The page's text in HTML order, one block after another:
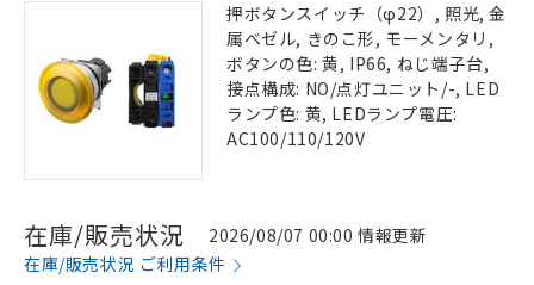
押ボタンスイッチ（φ22）, 照光, 金
属ベゼル, きのこ形, モーメンタリ,
ボタンの色: 黄, IP66, ねじ端子台,
接点構成: NO/点灯ユニット/-, LED
ランプ色: 黄, LEDランプ電圧:
AC100/110/120V
在庫/販売状況
2026/08/07 00:00 情報更新
在庫/販売状況 ご利用条件